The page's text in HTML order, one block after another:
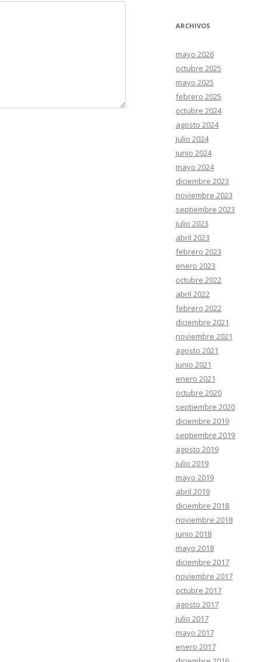
ARCHIVOS
mayo 2026
octubre 2025
mayo 2025
febrero 2025
octubre 2024
agosto 2024
julio 2024
junio 2024
mayo 2024
diciembre 2023
noviembre 2023
septiembre 2023
julio 2023
abril 2023
febrero 2023
enero 2023
octubre 2022
abril 2022
febrero 2022
diciembre 2021
noviembre 2021
agosto 2021
junio 2021
enero 2021
octubre 2020
septiembre 2020
diciembre 2019
septiembre 2019
agosto 2019
julio 2019
mayo 2019
abril 2019
diciembre 2018
noviembre 2018
junio 2018
mayo 2018
diciembre 2017
noviembre 2017
octubre 2017
agosto 2017
julio 2017
mayo 2017
enero 2017